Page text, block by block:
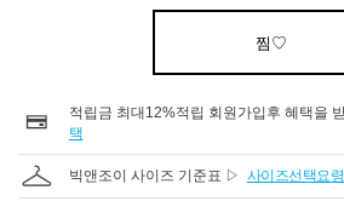
찜♡
적립금 최대12%적립 회원가입후 혜택을
택
빅앤조이 사이즈 기준표 ▷ 사이즈선택요령